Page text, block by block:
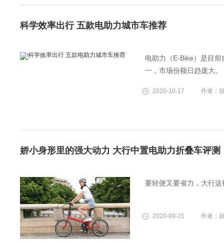
科学效率出行 五款电助力城市车推荐
电助力（E-Bike）是目
一，市场份额日趋庞大。
2020-10-17 作者：
娇小身形里的强大动力 大行中置电助力折叠车评测
要轻便又要省力，大行这
2020-09-21 作者：